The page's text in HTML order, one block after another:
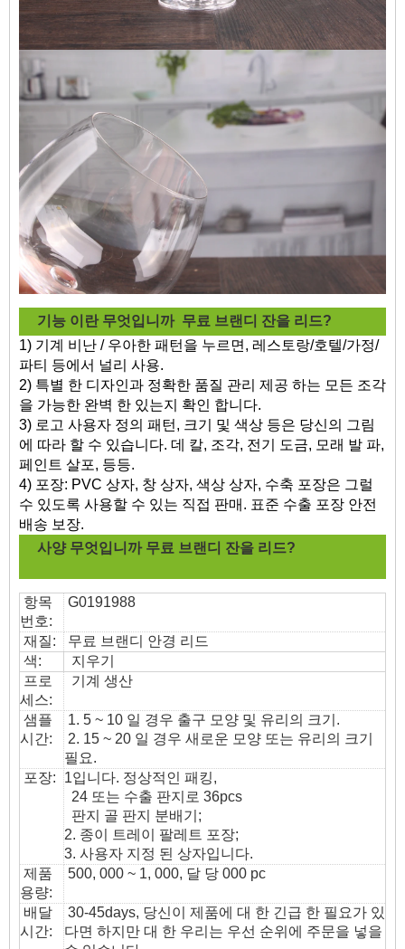
기능 이란 무엇입니까 무료 브랜디 잔을 리드?
1) 기계 비난 / 우아한 패턴을 누르면, 레스토랑/호텔/가정/
파티 등에서 널리 사용.
2) 특별 한 디자인과 정확한 품질 관리 제공 하는 모든 조각
을 가능한 완벽 한 있는지 확인 합니다.
3) 로고 사용자 정의 패턴, 크기 및 색상 등은 당신의 그림
에 따라 할 수 있습니다. 데 칼, 조각, 전기 도금, 모래 발 파,
페인트 살포, 등등.
4) 포장: PVC 상자, 창 상자, 색상 상자, 수축 포장은 그럴
수 있도록 사용할 수 있는 직접 판매. 표준 수출 포장 안전
배송 보장.
사양 무엇입니까 무료 브랜디 잔을 리드?
항목
번호:
G0191988
재질:
무료 브랜디 안경 리드
색:
지우기
프로
세스:
기계 생산
샘플
시간:
1. 5 ~ 10 일 경우 출구 모양 및 유리의 크기.
2. 15 ~ 20 일 경우 새로운 모양 또는 유리의 크기
필요.
포장:
1입니다. 정상적인 패킹,
24 또는 수출 판지로 36pcs
판지 골 판지 분배기;
2. 종이 트레이 팔레트 포장;
3. 사용자 지정 된 상자입니다.
제품
용량:
500, 000 ~ 1, 000, 달 당 000 pc
배달
시간:
30-45days, 당신이 제품에 대 한 긴급 한 필요가 있
다면 하지만 대 한 우리는 우선 순위에 주문을 넣을